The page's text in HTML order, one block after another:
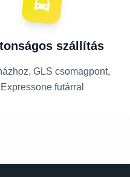
szállítás
GLS csomagpont,
Expressone futárral